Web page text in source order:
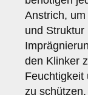
Anstrich,
und
den Klinker
Feuchtigkeit
zu